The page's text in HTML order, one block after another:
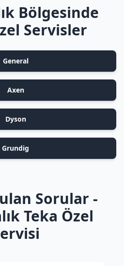
Bölgesinde
Servisler
General
Axen
Dyson
Grundig
Sorular -
Teka Özel